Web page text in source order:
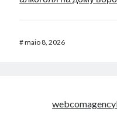
#maio 8, 2026